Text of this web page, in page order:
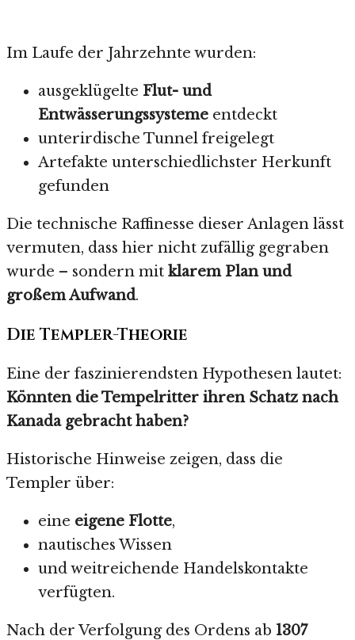
Im Laufe der Jahrzehnte wurden:
ausgeklügelte Flut- und
Entwässerungssysteme entdeckt
unterirdische Tunnel freigelegt
Artefakte unterschiedlichster Herkunft
gefunden
Die technische Raffinesse dieser Anlagen lässt
vermuten, dass hier nicht zufällig gegraben
wurde – sondern mit klarem Plan und
großem Aufwand.
Die Templer-Theorie
Eine der faszinierendsten Hypothesen lautet:
Könnten die Tempelritter ihren Schatz nach
Kanada gebracht haben?
Historische Hinweise zeigen, dass die
Templer über:
eine eigene Flotte,
nautisches Wissen
und weitreichende Handelskontakte
verfügten.
Nach der Verfolgung des Ordens ab 1307